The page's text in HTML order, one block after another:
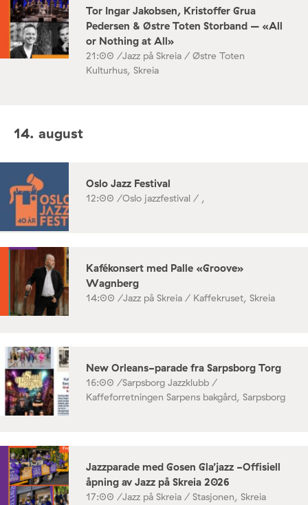
Tor Ingar Jakobsen, Kristoffer Grua
Pedersen & Østre Toten Storband – «All
or Nothing at All»
21:00 /Jazz på Skreia / Østre Toten
Kulturhus, Skreia
14. august
Oslo Jazz Festival
12:00 /Oslo jazzfestival / ,
Kafékonsert med Palle «Groove»
Wagnberg
14:00 /Jazz på Skreia / Kaffekruset, Skreia
New Orleans-parade fra Sarpsborg Torg
16:00 /Sarpsborg Jazzklubb /
Kaffeforretningen Sarpens bakgård, Sarpsborg
Jazzparade med Gosen Gla’jazz -Offisiell
åpning av Jazz på Skreia 2026
17:00 /Jazz på Skreia / Stasjonen, Skreia